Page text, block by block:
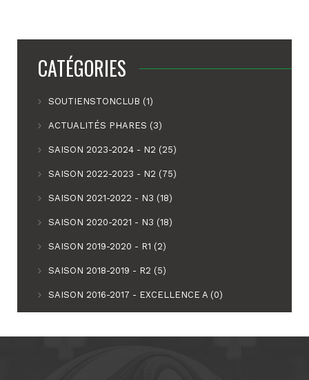
CATÉGORIES
SOUTIENSTONCLUB (1)
ACTUALITÉS PHARES (3)
SAISON 2023-2024 - N2 (25)
SAISON 2022-2023 - N2 (75)
SAISON 2021-2022 - N3 (18)
SAISON 2020-2021 - N3 (18)
SAISON 2019-2020 - R1 (2)
SAISON 2018-2019 - R2 (5)
SAISON 2016-2017 - EXCELLENCE A (0)